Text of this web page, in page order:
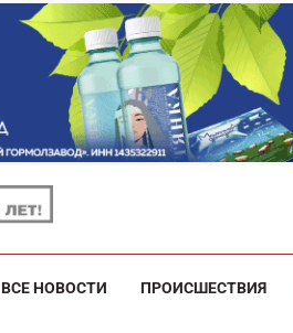
ВСЕ НОВОСТИ ПРОИСШЕСТВИЯ